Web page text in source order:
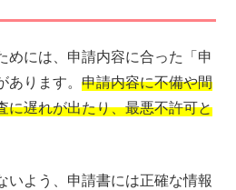
めには、申請内容に合った「申
あります。申請内容に不備や間
に遅れが出たり、最悪不許可と
いよう、申請書には正確な情報